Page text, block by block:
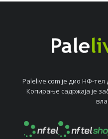
Palelive.com јe дио НФ-
Копирањe садржаја јe